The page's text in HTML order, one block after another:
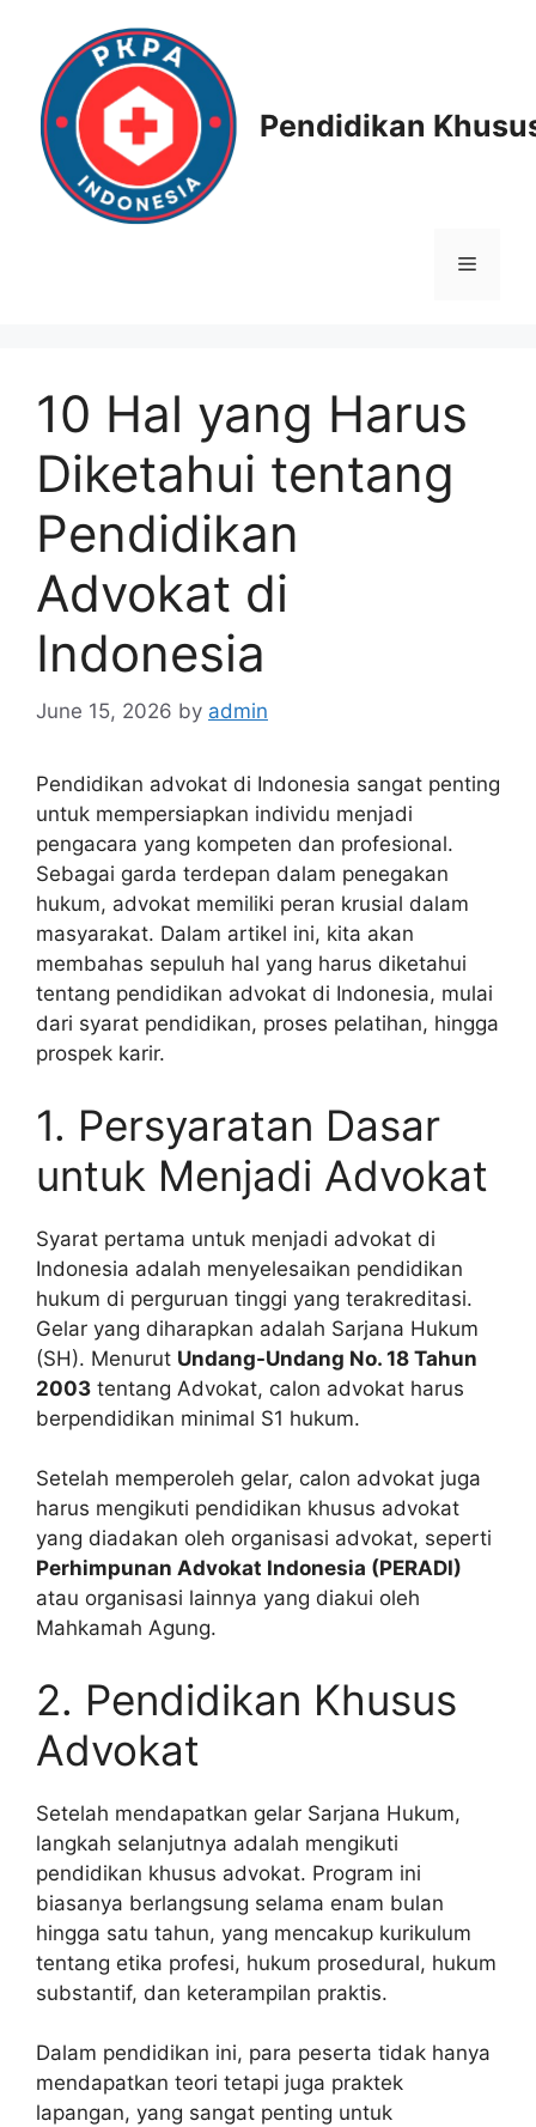
content
Pendidikan
Menu
10 Hal yang Harus
Diketahui tentang
Pendidikan
Advokat di
Indonesia
June 15, 2026 by admin
Pendidikan advokat di Indonesia sangat penting
untuk mempersiapkan individu menjadi
pengacara yang kompeten dan profesional.
Sebagai garda terdepan dalam penegakan
hukum, advokat memiliki peran krusial dalam
masyarakat. Dalam artikel ini, kita akan
membahas sepuluh hal yang harus diketahui
tentang pendidikan advokat di Indonesia, mulai
dari syarat pendidikan, proses pelatihan, hingga
prospek karir.
1. Persyaratan Dasar
untuk Menjadi Advokat
Syarat pertama untuk menjadi advokat di
Indonesia adalah menyelesaikan pendidikan
hukum di perguruan tinggi yang terakreditasi.
Gelar yang diharapkan adalah Sarjana Hukum
(SH). Menurut Undang-Undang No. 18 Tahun
2003 tentang Advokat, calon advokat harus
berpendidikan minimal S1 hukum.
Setelah memperoleh gelar, calon advokat juga
harus mengikuti pendidikan khusus advokat
yang diadakan oleh organisasi advokat, seperti
Perhimpunan Advokat Indonesia (PERADI)
atau organisasi lainnya yang diakui oleh
Mahkamah Agung.
2. Pendidikan Khusus
Advokat
Setelah mendapatkan gelar Sarjana Hukum,
langkah selanjutnya adalah mengikuti
pendidikan khusus advokat. Program ini
biasanya berlangsung selama enam bulan
hingga satu tahun, yang mencakup kurikulum
tentang etika profesi, hukum prosedural, hukum
substantif, dan keterampilan praktis.
Dalam pendidikan ini, para peserta tidak hanya
mendapatkan teori tetapi juga praktek
lapangan, yang sangat penting untuk